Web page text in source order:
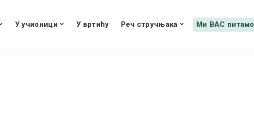
У учионици У вртићу Реч стручњака Ми ВАС питамо